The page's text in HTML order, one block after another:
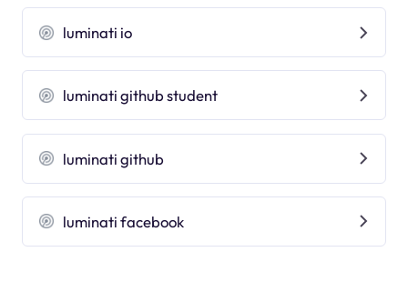
luminati io
luminati github student
luminati github
luminati facebook